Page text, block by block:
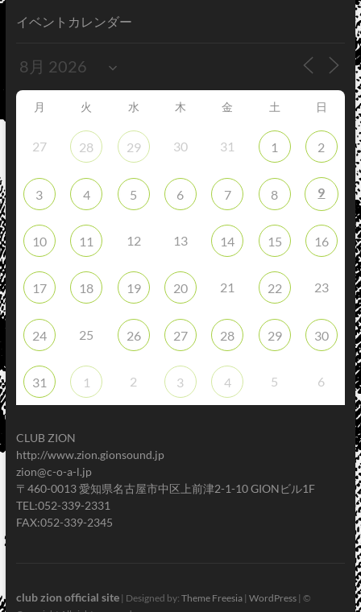
イベントカレンダー
月 火 水 木 金 土 日
27 28 29 30 31 1 2
3 4 5 6 7 8 9
10 11 12 13 14 15 16
17 18 19 20 21 22 23
24 25 26 27 28 29 30
31 1 2 3 4 5 6
CLUB ZION
http://www.zion.gionsound.jp
zion@c-o-a-l.jp
〒460-0013 愛知県名古屋市中区上前津2-1-10 GIONビル1F
TEL:052-339-2331
FAX:052-339-2345
club zion official site| Designed by: Theme Freesia| WordPress| ©